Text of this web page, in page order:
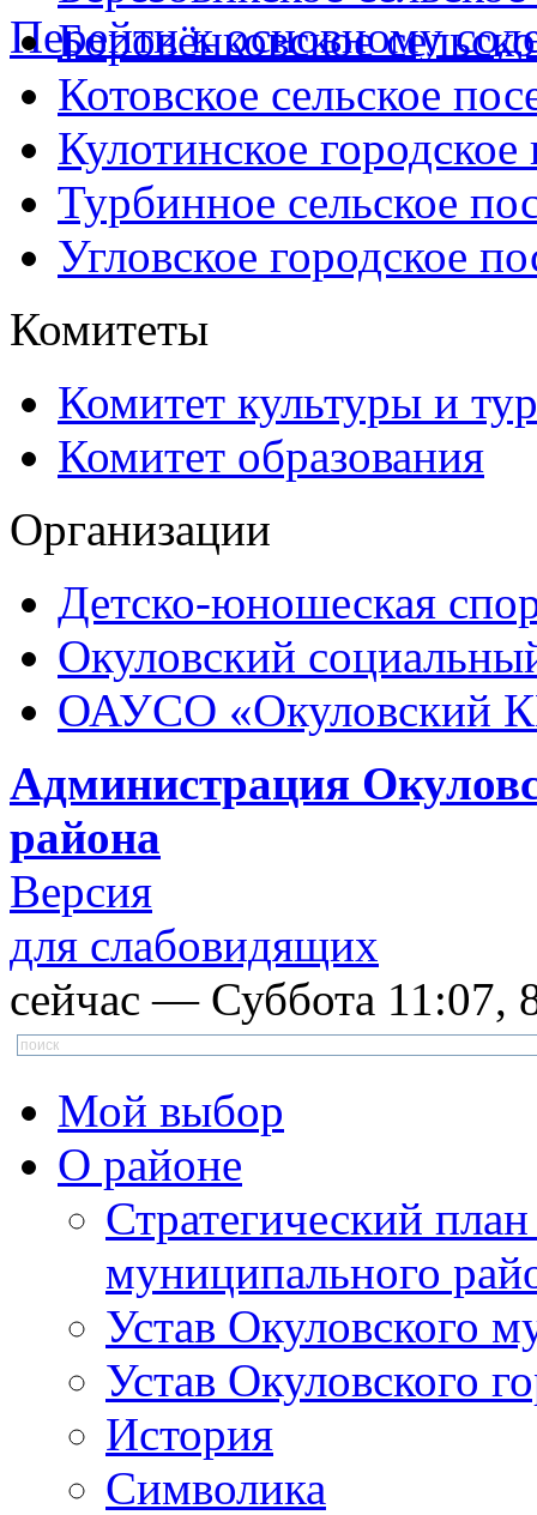
Перейти к основному
Боровёнковское
Котовское сельское
Кулотинское городское
Турбинное сельское
Угловское городское
Комитеты
Комитет культуры и
Комитет образования
Организации
Детско-юношеская
Окуловский
ОАУСО «Окуловский
Администрация
района
Версия
для слабовидящих
сейчас — Суббота 11:07,
Мой выбор
О районе
Стратегический
муниципального
Устав Окуловского
Устав Окуловского
История
Символика